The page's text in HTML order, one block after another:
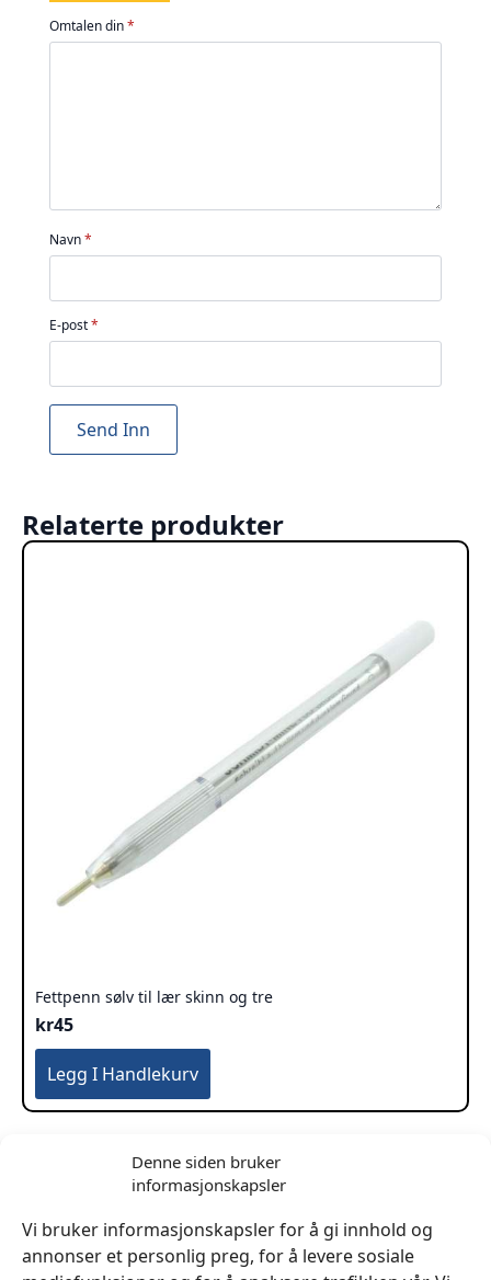
Denne siden bruker
informasjonskapsler
Vi bruker informasjonskapsler for å gi innhold og
annonser et personlig preg, for å levere sosiale
av
5
av
5
av
5
av
5 5
Omtalen din*
Navn*
E-post*
Relaterte produkter
Fettpenn sølv til lær skinn og tre
kr45
Legg I Handlekurv